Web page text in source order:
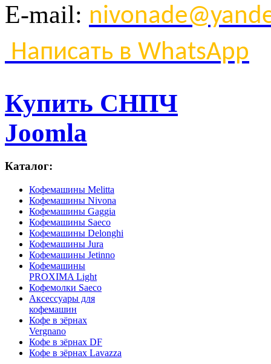
E-mail:
Написать в WhatsApp
Купить СНПЧ
Joomla
Каталог:
Кофемашины Melitta
Кофемашины Nivona
Кофемашины Gaggia
Кофемашины Saeco
Кофемашины Delonghi
Кофемашины Jura
Кофемашины Jetinno
Кофемашины
PROXIMA Light
Кофемолки Saeco
Аксессуары для
кофемашин
Кофе в зёрнах
Vergnano
Кофе в зёрнах DF
Кофе в зёрнах Lavazza